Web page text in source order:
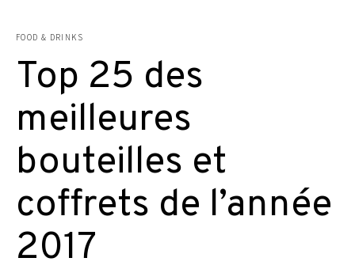
FOOD & DRINKS
Top 25 des
meilleures
bouteilles et
coffrets de l’année
2017